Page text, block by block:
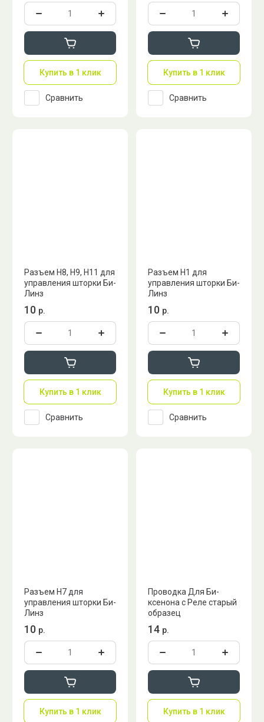
Купить в 1 клик
Сравнить
Купить в 1 клик
Сравнить
Разъем H8, H9, H11 для
управления шторки Би-
Линз
10 р.
Купить в 1 клик
Сравнить
Разъем Н1 для
управления шторки Би-
Линз
10 р.
Купить в 1 клик
Сравнить
Разъем Н7 для
управления шторки Би-
Линз
10 р.
Купить в 1 клик
Проводка Для Би-
ксенона с Реле старый
образец
14 р.
Купить в 1 клик